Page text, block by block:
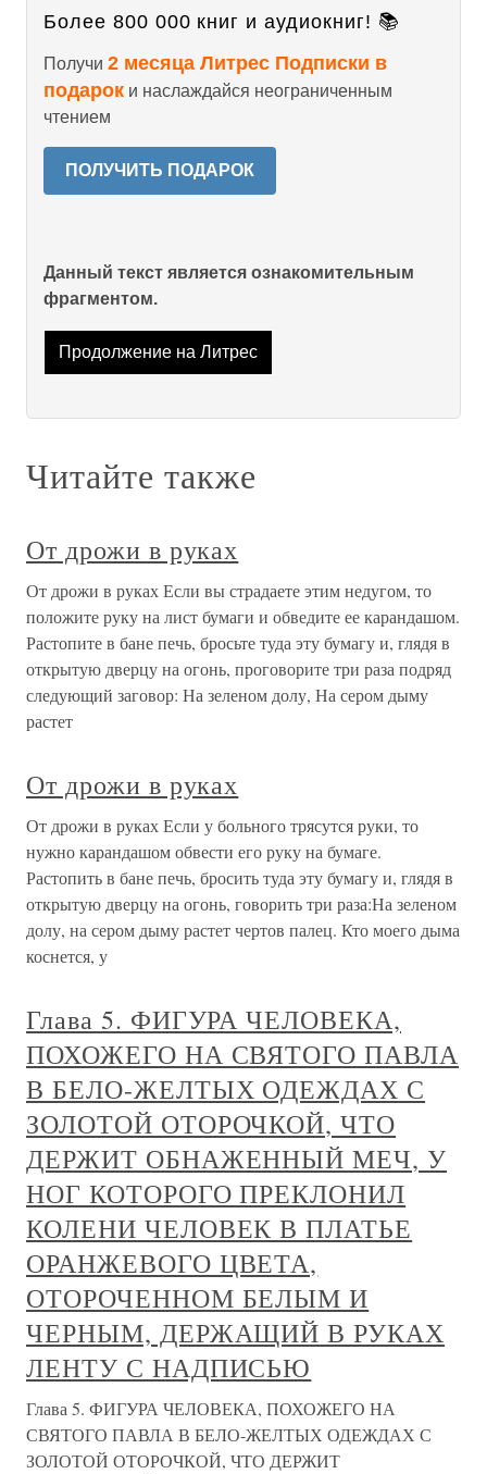
Более 800 000 книг и аудиокниг! 📚
Получи 2 месяца Литрес Подписки в
подарок и наслаждайся неограниченным
чтением
ПОЛУЧИТЬ ПОДАРОК
Данный текст является ознакомительным
фрагментом.
Продолжение на Литрес
Читайте также
От дрожи в руках
От дрожи в руках Если вы страдаете этим недугом, то
положите руку на лист бумаги и обведите ее карандашом.
Растопите в бане печь, бросьте туда эту бумагу и, глядя в
открытую дверцу на огонь, проговорите три раза подряд
следующий заговор: На зеленом долу, На сером дыму
растет
От дрожи в руках
От дрожи в руках Если у больного трясутся руки, то
нужно карандашом обвести его руку на бумаге.
Растопить в бане печь, бросить туда эту бумагу и, глядя в
открытую дверцу на огонь, говорить три раза:На зеленом
долу, на сером дыму растет чертов палец. Кто моего дыма
коснется, у
Глава 5. ФИГУРА ЧЕЛОВЕКА,
ПОХОЖЕГО НА СВЯТОГО ПАВЛА
В БЕЛО-ЖЕЛТЫХ ОДЕЖДАХ С
ЗОЛОТОЙ ОТОРОЧКОЙ, ЧТО
ДЕРЖИТ ОБНАЖЕННЫЙ МЕЧ, У
НОГ КОТОРОГО ПРЕКЛОНИЛ
КОЛЕНИ ЧЕЛОВЕК В ПЛАТЬЕ
ОРАНЖЕВОГО ЦВЕТА,
ОТОРОЧЕННОМ БЕЛЫМ И
ЧЕРНЫМ, ДЕРЖАЩИЙ В РУКАХ
ЛЕНТУ С НАДПИСЬЮ
Глава 5. ФИГУРА ЧЕЛОВЕКА, ПОХОЖЕГО НА
СВЯТОГО ПАВЛА В БЕЛО-ЖЕЛТЫХ ОДЕЖДАХ С
ЗОЛОТОЙ ОТОРОЧКОЙ, ЧТО ДЕРЖИТ